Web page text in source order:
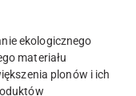
ekologicznego
materiału
plonów i ich